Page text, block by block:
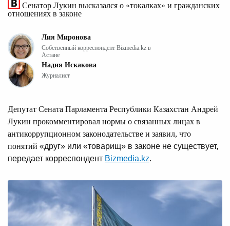
Сенатор Лукин высказался о «токалках» и гражданских
отношениях в законе
Лия Миронова
Собственный корреспондент Bizmedia.kz в
Астане
Надия Искакова
Журналист
Депутат Сената Парламента Республики Казахстан Андрей
Лукин прокомментировал нормы о связанных лицах в
антикоррупционном законодательстве и заявил, что
понятий «друг» или «товарищ» в законе не существует,
передает корреспондент Bizmedia.kz.